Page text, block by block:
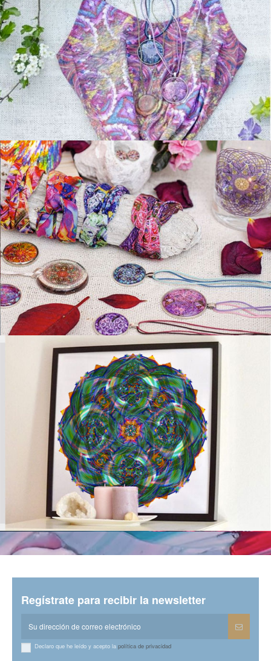
Regístrate para recibir la newsletter
Declaro que he leído y acepto la política de privacidad